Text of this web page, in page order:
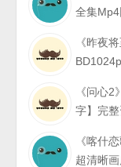
全集
《昨夜
《问心
字】完
《喀什
超清晰